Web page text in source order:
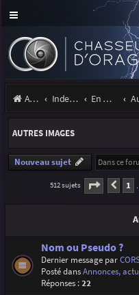
Accueil Index du forum En marge des orages
AUTRES IMAGES
Nouveau sujet
512 sujets Page 5sur
1
Nom ou Pseudo ?
Dernier message par
Posté dansAnnonces,
Réponses :22